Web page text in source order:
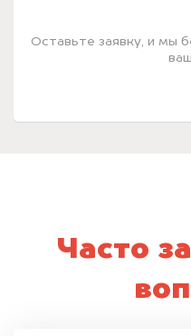
Оставьте заявку, и мы
Часто